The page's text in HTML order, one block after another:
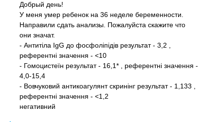
Добрый день!
У меня умер ребенок на 36 неделе беременности.
Направили сдать анализы. Пожалуйста скажите что
они значат.
- Антитіла IgG до фосфоліпідів результат - 3,2 ,
референтні значення - <10
- Гомоцистеїн результат - 16,1* , референтні значення -
4,0-15,4
- Вовчуковий антикоагулянт скринінг результат - 1,133 ,
референтні значення - <1,2
негативний